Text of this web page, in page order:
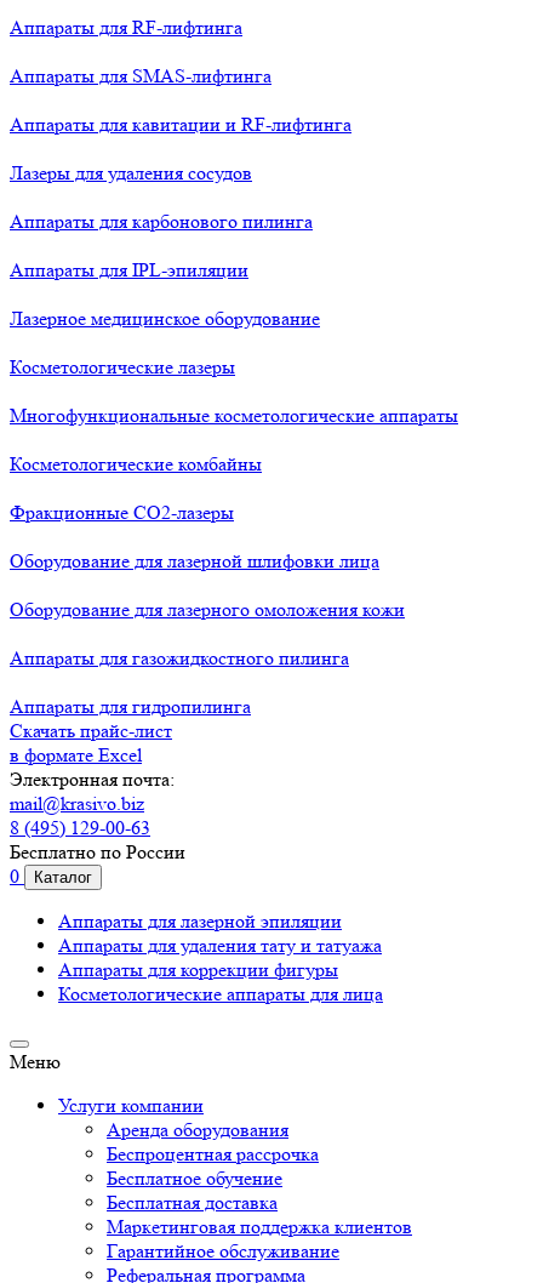
Аппараты для RF-лифтинга
Аппараты для SMAS-лифтинга
Аппараты для кавитации и RF-лифтинга
Лазеры для удаления сосудов
Аппараты для карбонового пилинга
Аппараты для IPL-эпиляции
Лазерное медицинское оборудование
Косметологические лазеры
Многофункциональные косметологические аппараты
Косметологические комбайны
Фракционные СО2-лазеры
Оборудование для лазерной шлифовки лица
Оборудование для лазерного омоложения кожи
Аппараты для газожидкостного пилинга
Аппараты для гидропилинга
Скачать прайс-лист
в формате Excel
Электронная почта:
mail@krasivo.biz
8 (495) 129-00-63
Бесплатно по России
0
Каталог
Аппараты для лазерной эпиляции
Аппараты для удаления тату и татуажа
Аппараты для коррекции фигуры
Косметологические аппараты для лица
Меню
Услуги компании
Аренда оборудования
Беспроцентная рассрочка
Бесплатное обучение
Бесплатная доставка
Маркетинговая поддержка клиентов
Гарантийное обслуживание
Реферальная программа